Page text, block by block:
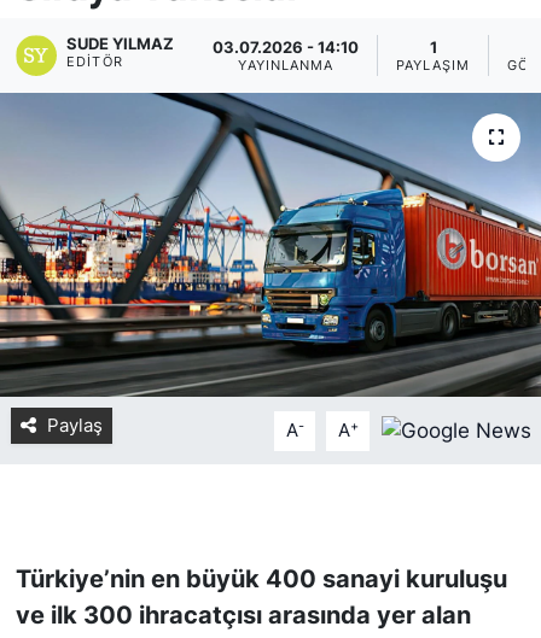
SUDE YILMAZ
EDITÖR
03.07.2026 - 14:10
YAYINLANMA
1
PAYLAŞIM
Paylaş A- A+
Türkiye’nin en büyük 400 sanayi kuruluşu
ve ilk 300 ihracatçısı arasında yer alan
Yurt Dışı Fuarlar
Teknoloji
KÜLTÜR SANAT
ŞİRKET HABERLERİ
SAVUNMA SANAYİ
FUAR HABERLERİ
FUAR TAKVİMİ
Amerika Fuarları
FUAR RAPORU
KONGRE HABERLERİ